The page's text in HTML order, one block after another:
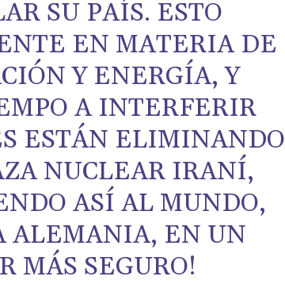
SU PAÍS. ESTO
EN MATERIA DE
Y ENERGÍA, Y
A INTERFERIR
ESTÁN ELIMINANDO
NUCLEAR IRANÍ,
ASÍ AL MUNDO,
ALEMANIA, EN UN
MÁS SEGURO!